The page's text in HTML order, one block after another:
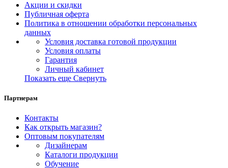
Акции и скидки
Публичная оферта
Политика в отношении обработки персональных
данных
Условия доставка готовой продукции
Условия оплаты
Гарантия
Личный кабинет
Показать еще Свернуть
Партнерам
Контакты
Как открыть магазин?
Оптовым покупателям
Дизайнерам
Каталоги продукции
Обучение